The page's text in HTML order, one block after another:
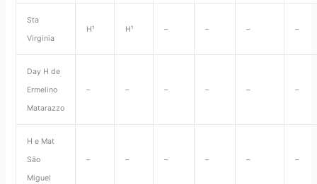
Sta
Virginia
H¹ H¹ – – – –
Day H de
Ermelino
Matarazzo
– – – – – –
H e Mat
São
Miguel
– – – – – –